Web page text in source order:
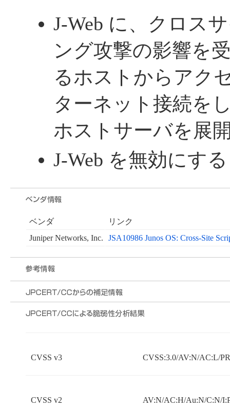
J-Web に、クロス
ング攻撃の影響を
るホストからアク
ターネット接続を
ホストサーバを展
J-Web を無効にする
ベンダ
リンク
Juniper Networks, Inc.
JSA10986 Junos OS: Cross-Site
CVSS v3 CVSS:3.0/AV:N/AC:L/
CVSS v2 AV:N/AC:H/Au:N/C:N/